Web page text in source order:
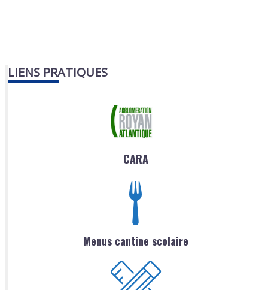
LIENS PRATIQUES
CARA
Menus cantine scolaire